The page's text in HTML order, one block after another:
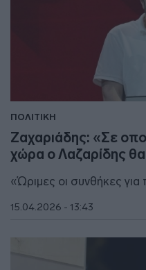
ΠΟΛΙΤΙΚΗ
Ζαχαριάδης: «Σε
χώρα ο Λαζαρίδης θα
«Ώριμες οι συνθήκες
15.04.2026 - 13:43